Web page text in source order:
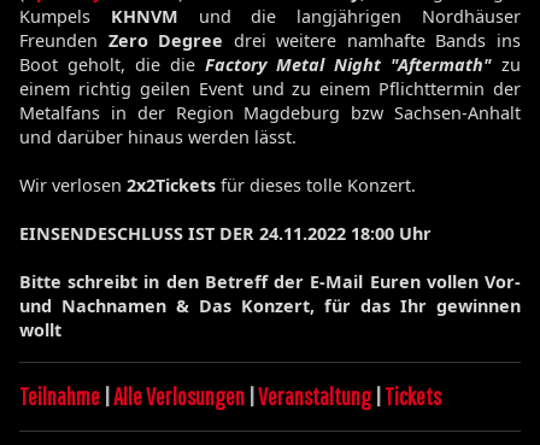
Kumpels KHNVM und die langjährigen Nordhäuser
Freunden Zero Degree drei weitere namhafte Bands ins
Boot geholt, die die Factory Metal Night "Aftermath" zu
einem richtig geilen Event und zu einem Pflichttermin der
Metalfans in der Region Magdeburg bzw Sachsen-Anhalt
und darüber hinaus werden lässt.
Wir verlosen 2x2Tickets für dieses tolle Konzert.
EINSENDESCHLUSS IST DER 24.11.2022 18:00 Uhr
Bitte schreibt in den Betreff der E-Mail Euren vollen Vor-
und Nachnamen & Das Konzert, für das Ihr gewinnen
wollt
Teilnahme |Alle Verlosungen |Veranstaltung | Tickets